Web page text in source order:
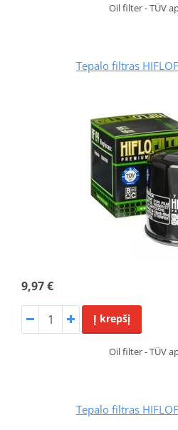
Oil filter - TÜV
Tepalo filtras
9,97 €
Į krepšį
Oil filter - TÜV
Tepalo filtras